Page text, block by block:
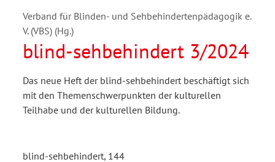
Verband für Blinden- und Sehbehindertenpädagogik e.
V. (VBS) (Hg.)
blind-sehbehindert 3/2024
Das neue Heft der blind-sehbehindert beschäftigt sich
mit den Themenschwerpunkten der kulturellen
Teilhabe und der kulturellen Bildung.
blind-sehbehindert, 144